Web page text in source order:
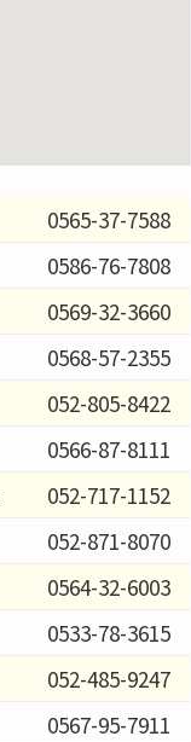
0565-37-7588
0586-76-7808
0569-32-3660
0568-57-2355
052-805-8422
0566-87-8111
052-717-1152
052-871-8070
0564-32-6003
0533-78-3615
052-485-9247
0567-95-7911